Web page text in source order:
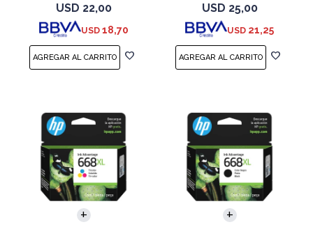
USD 22,00
USD 18,70
USD 25,00
USD 21,25